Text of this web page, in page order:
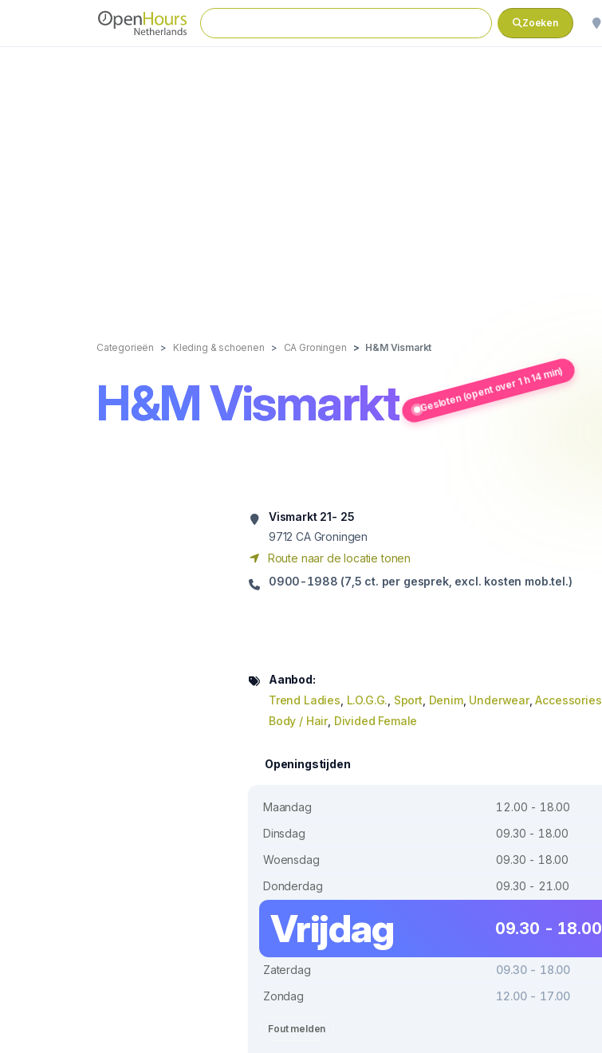
Zoeken
Categorieën Kleding & schoenen CA Groningen H&M Vismarkt
H&M Vismarkt Gesloten (opent over 1 h 14 min)
Vismarkt 21- 25
9712 CA Groningen
Route naar de locatie tonen
0900-1988 (7,5 ct. per gesprek, excl. kosten mob.tel.)
Aanbod:
Trend Ladies L.O.G.G. Sport Denim, Underwear,Accessories
Body / Hair, Divided Female
Openingstijden
Maandag
12.00 - 18.00
Dinsdag
09.30 - 18.00
Woensdag
09.30 - 18.00
Donderdag
09.30 - 21.00
Vrijdag 09.30 - 18.00
Zaterdag
09.30 - 18.00
Zondag
12.00 - 17.00
Fout melden